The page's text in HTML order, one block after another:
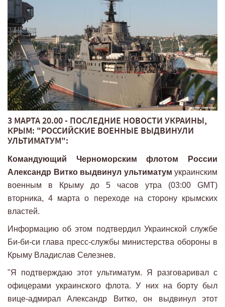
3 МАРТА 20.00 - ПОСЛЕДНИЕ НОВОСТИ УКРАИНЫ,
КРЫМ: "РОССИЙСКИЕ ВОЕННЫЕ ВЫДВИНУЛИ
УЛЬТИМАТУМ":
Командующий Черноморским флотом России
Александр Витко выдвинул ультиматум украинским
военным в Крыму до 5 часов утра (03:00 GMT)
вторника, 4 марта о переходе на сторону крымских
властей.
Информацию об этом подтвердил Украинской службе
Би-би-си глава пресс-службы министерства обороны в
Крыму Владислав Селезнев.
"Я подтверждаю этот ультиматум. Я разговаривал с
офицерами украинского флота. У них на борту был
вице-адмирал Александр Витко, он выдвинул этот